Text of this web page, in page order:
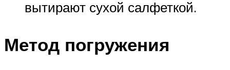
вытирают сухой салфеткой.
Метод погружения